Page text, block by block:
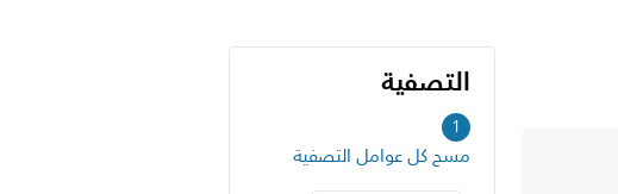
التصفية
1 التصفية
مسح كل عوامل التصفية